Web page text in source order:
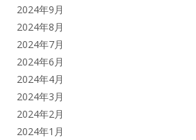
2024年9月
2024年8月
2024年7月
2024年6月
2024年4月
2024年3月
2024年2月
2024年1月